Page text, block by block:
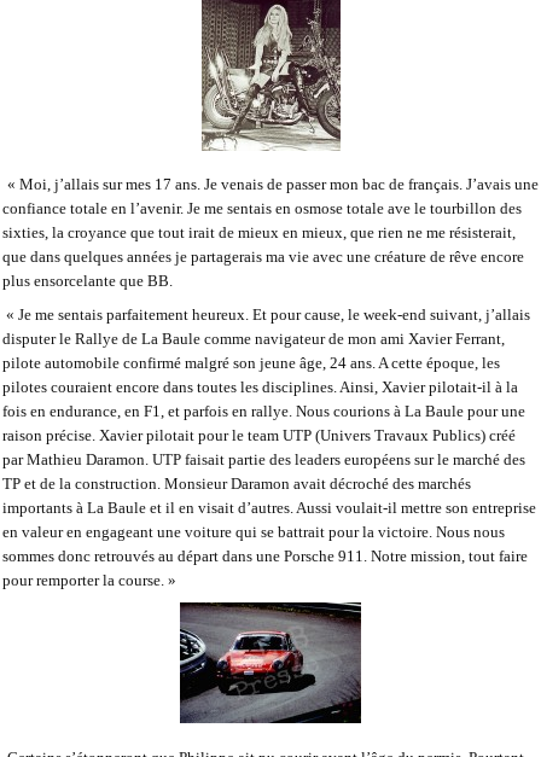
« Moi, j’allais sur mes 17 ans. Je venais de passer mon bac de français. J’avais une
confiance totale en l’avenir. Je me sentais en osmose totale ave le tourbillon des
sixties, la croyance que tout irait de mieux en mieux, que rien ne me résisterait,
que dans quelques années je partagerais ma vie avec une créature de rêve encore
plus ensorcelante que BB.
« Je me sentais parfaitement heureux. Et pour cause, le week-end suivant, j’allais
disputer le Rallye de La Baule comme navigateur de mon ami Xavier Ferrant,
pilote automobile confirmé malgré son jeune âge, 24 ans. A cette époque, les
pilotes couraient encore dans toutes les disciplines. Ainsi, Xavier pilotait-il à la
fois en endurance, en F1, et parfois en rallye. Nous courions à La Baule pour une
raison précise. Xavier pilotait pour le team UTP (Univers Travaux Publics) créé
par Mathieu Daramon. UTP faisait partie des leaders européens sur le marché des
TP et de la construction. Monsieur Daramon avait décroché des marchés
importants à La Baule et il en visait d’autres. Aussi voulait-il mettre son entreprise
en valeur en engageant une voiture qui se battrait pour la victoire. Nous nous
sommes donc retrouvés au départ dans une Porsche 911. Notre mission, tout faire
pour remporter la course. »